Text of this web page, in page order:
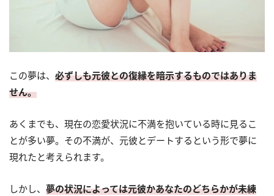
この夢は、 必ずしも元彼との復縁を暗示するものではありま
せん。
あくまでも、現在の恋愛状況に不満を抱いている時に見るこ
とが多い夢。その不満が、元彼とデートするという形で夢に
現れたと考えられます。
しかし、 夢の状況によっては元彼かあなたのどちらかが未練